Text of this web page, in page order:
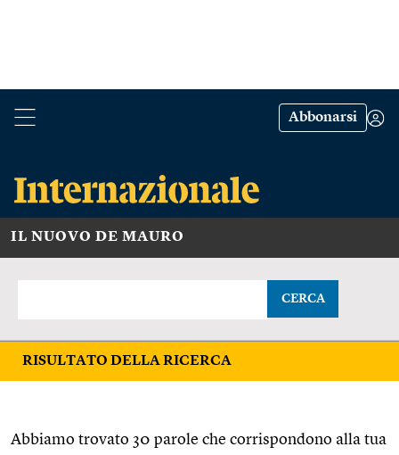
Abbonarsi
IL NUOVO DE MAURO
CERCA
RISULTATO DELLA RICERCA
Abbiamo trovato 30 parole che corrispondono alla tua